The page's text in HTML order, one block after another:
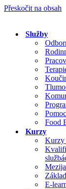
Přeskočit na obsah
Služby
Food
Kurzy
Kurzy
E-